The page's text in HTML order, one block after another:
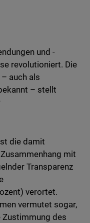
und -
revolutioniert. Die
auch als
– stellt
die damit
mit
Transparenz
verortet.
vermutet sogar,
Zustimmung des